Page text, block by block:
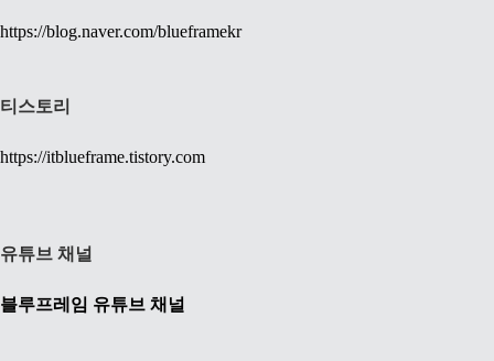
https://blog.naver.com/blueframekr
티스토리
https://itblueframe.tistory.com
유튜브 채널
블루프레임 유튜브 채널